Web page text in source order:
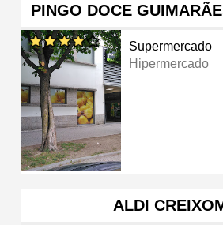
PINGO DOCE
Supermercado
Hipermercado
ALDI